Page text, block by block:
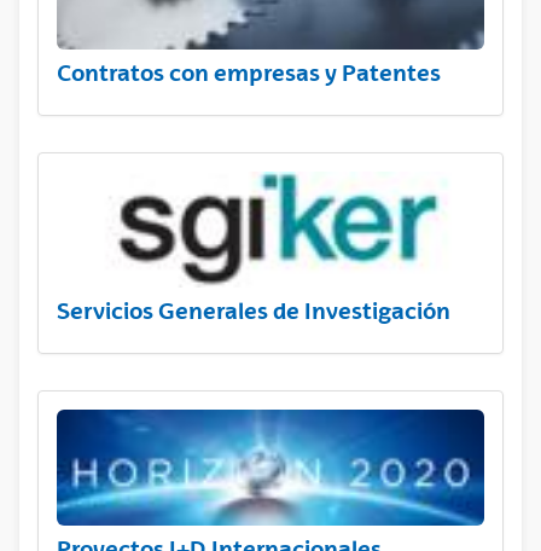
Contratos con empresas y Patentes
Servicios Generales de Investigación